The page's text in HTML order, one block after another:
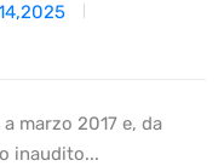
marzo 2017 e, da
inaudito...